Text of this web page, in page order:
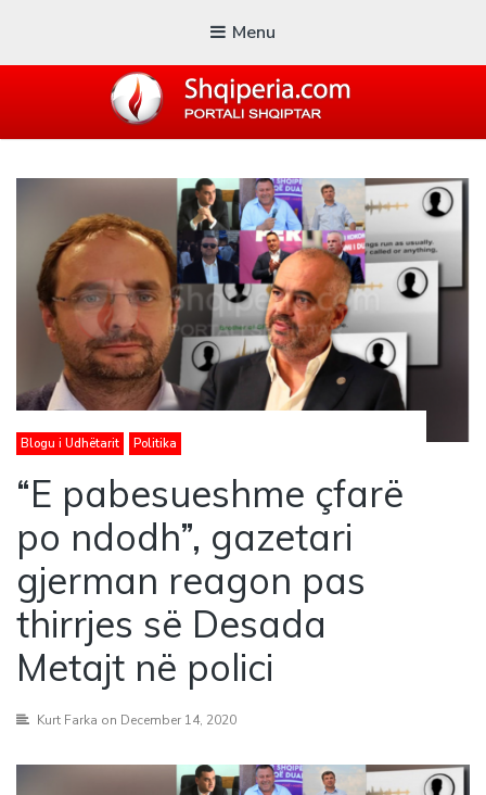
Menu
Blogu i ShqiperiaCom
Blogu i Udhëtarit Politika
“E pabesueshme çfarë
po ndodh”, gazetari
gjerman reagon pas
thirrjes së Desada
Metajt në polici
Kurt Farka on December 14, 2020